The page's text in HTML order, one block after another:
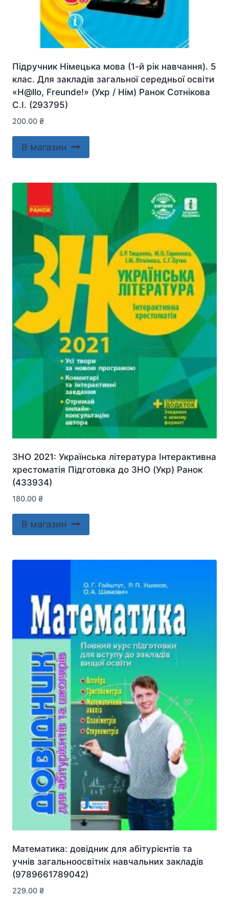
Підручник Німецька мова (1-й рік навчання). 5
клас. Для закладів загальної середньої освіти
«H@llo, Freunde!» (Укр / Нім) Ранок Сотнікова
С.І. (293795)
200.00 ₴
В магазин
ЗНО 2021: Українська література Інтерактивна
хрестоматія Підготовка до ЗНО (Укр) Ранок
(433934)
180.00 ₴
В магазин
Математика: довідник для абітурієнтів та
учнів загальноосвітніх навчальних закладів
(9789661789042)
229.00 ₴